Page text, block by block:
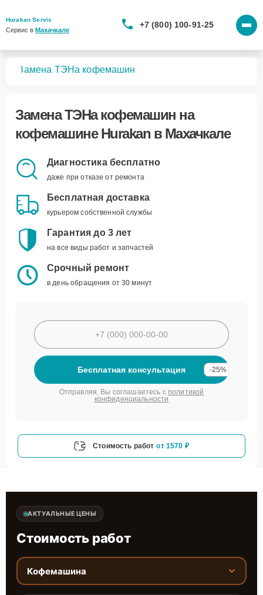
Hurakan Servis
Сервис в Махачкале
+7 (800) 100-91-25
Замена ТЭНа кофемашин
Замена ТЭНа кофемашин на
кофемашине Hurakan в Махачкале
Диагностика бесплатно
даже при отказе от ремонта
Бесплатная доставка
курьером собственной службы
Гарантия до 3 лет
на все виды работ и запчастей
Срочный ремонт
в день обращения от 30 минут
Бесплатная консультация -25%
Отправляя, Вы соглашаетесь с политикой
конфиденциальности
Стоимость работ от 1570 ₽
АКТУАЛЬНЫЕ ЦЕНЫ
Стоимость работ
Кофемашина